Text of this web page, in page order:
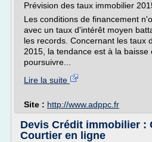
Prévision des taux immobilier
Les conditions de financement
avec un taux d'intérêt moyen
les records. Concernant les taux
2015, la tendance est à la baisse
poursuivre...
Lire la suite
Site : http://www.adppc.fr
Devis Crédit immobilier :
Courtier en ligne